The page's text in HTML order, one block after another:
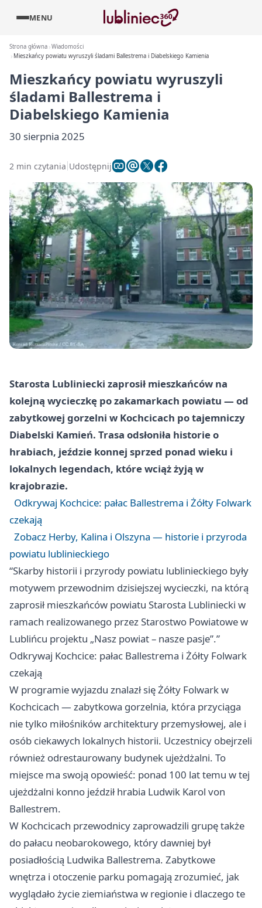
MENU
Strona główna Wiadomości
Mieszkańcy powiatu wyruszyli śladami Ballestrema i Diabelskiego Kamienia
Mieszkańcy powiatu wyruszyli
śladami Ballestrema i
Diabelskiego Kamienia
30 sierpnia 2025
2 min czytania Udostępnij
Starosta Lubliniecki zaprosił mieszkańców na
kolejną wycieczkę po zakamarkach powiatu — od
zabytkowej gorzelni w Kochcicach po tajemniczy
Diabelski Kamień. Trasa odsłoniła historie o
hrabiach, jeździe konnej sprzed ponad wieku i
lokalnych legendach, które wciąż żyją w
krajobrazie.
Odkrywaj Kochcice: pałac Ballestrema i Żółty Folwark
czekają
Zobacz Herby, Kalina i Olszyna — historie i przyroda
powiatu lublinieckiego
“Skarby historii i przyrody powiatu lublinieckiego były
motywem przewodnim dzisiejszej wycieczki, na którą
zaprosił mieszkańców powiatu Starosta Lubliniecki w
ramach realizowanego przez Starostwo Powiatowe w
Lublińcu projektu „Nasz powiat – nasze pasje”.”
Odkrywaj Kochcice: pałac Ballestrema i Żółty Folwark
czekają
W programie wyjazdu znalazł się Żółty Folwark w
Kochcicach — zabytkowa gorzelnia, która przyciąga
nie tylko miłośników architektury przemysłowej, ale i
osób ciekawych lokalnych historii. Uczestnicy obejrzeli
również odrestaurowany budynek ujeżdżalni. To
miejsce ma swoją opowieść: ponad 100 lat temu w tej
ujeżdżalni konno jeździł hrabia Ludwik Karol von
Ballestrem.
W Kochcicach przewodnicy zaprowadzili grupę także
do pałacu neobarokowego, który dawniej był
posiadłością Ludwika Ballestrema. Zabytkowe
wnętrza i otoczenie parku pomagają zrozumieć, jak
wyglądało życie ziemiaństwa w regionie i dlaczego te